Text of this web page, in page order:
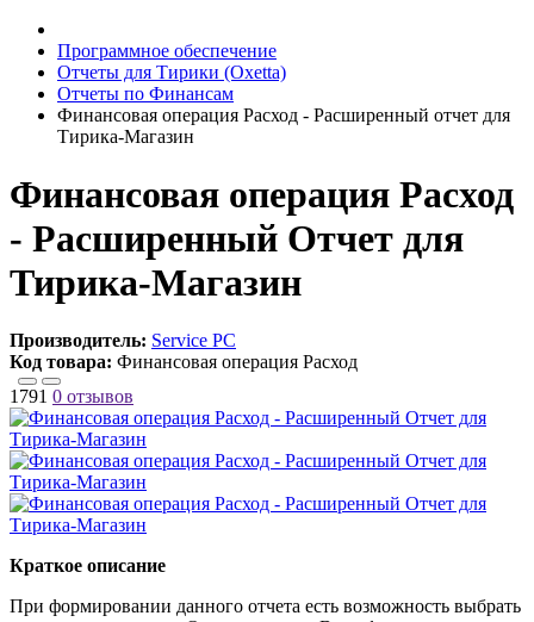
Программное обеспечение
Отчеты для Тирики (Oxetta)
Отчеты по Финансам
Финансовая операция Расход - Расширенный отчет для
Тирика-Магазин
Финансовая операция Расход
- Расширенный Отчет для
Тирика-Магазин
Производитель: Service PC
Код товара: Финансовая операция Расход
1791 0 отзывов
Краткое описание
При формировании данного отчета есть возможность выбрать